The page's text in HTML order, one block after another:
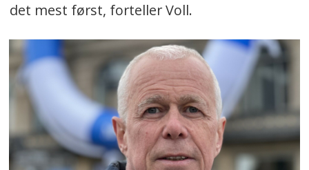
det mest først, forteller Voll.